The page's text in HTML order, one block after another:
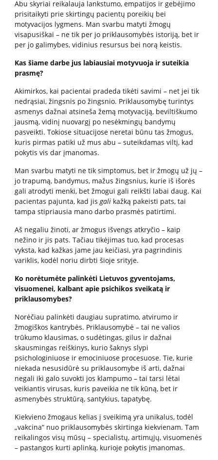
Atsakomybė
Elgesio kodeksas
Informacija dėl privačių interesų deklaravimo
RPLC dovanų politika
Duomenų apsauga
Atviri duomenys
Veikla
RPLC nuostatai
Veiklos sritys
Teisinė informacija
RPLC vidaus tvarkos taisyklės (informacija
pacientams)
Apklausos
Pacientų lūkesčių ir pasitenkinimo analizė
teikiamomis paslaugomis
Pranešėjų apsauga
Konsultavimasis su visuomene
Struktūra ir kontaktinė informacija
Karjera
Karjera
Abu skyriai reikalauja lankstumo, empatijos ir gebėjimo
prisitaikyti prie skirtingų pacientų poreikių bei
motyvacijos lygmens. Man svarbu matyti žmogų
visapusiškai – ne tik per jo priklausomybės istoriją, bet ir
per jo galimybes, vidinius resursus bei norą keistis.
Kas šiame darbe jus labiausiai motyvuoja ir suteikia
prasmę?
Akimirkos, kai pacientai pradeda tikėti savimi – net jei tik
nedrąsiai, žingsnis po žingsnio. Priklausomybę turintys
asmenys dažnai atsineša žemą motyvaciją, beviltiškumo
jausmą, vidinį nuovargį po nesėkmingų bandymų
pasveikti. Tokiose situacijose neretai būnu tas žmogus,
kuris pirmas patiki už mus abu – suteikdamas viltį, kad
pokytis vis dar įmanomas.
Man svarbu matyti ne tik simptomus, bet ir žmogų už jų –
jo trapumą, bandymus, mažus žingsnius, kurie iš išorės
gali atrodyti menki, bet žmogui gali reikšti labai daug. Kai
pacientas pajunta, kad jisgali kažką pakeisti pats, tai
tampa stipriausia mano darbo prasmės patirtimi.
Aš negaliu žinoti, ar žmogus išvengs atkryčio – kaip
nežino ir jis pats. Tačiau tikėjimas tuo, kad procesas
vyksta, kad kažkas jame jau keičiasi, yra pagrindinis
variklis, kodėl noriu dirbti šioje srityje.
Ko norėtumėte palinkėti Lietuvos gyventojams,
visuomenei, kalbant apie psichikos sveikatą ir
priklausomybes?
Norėčiau palinkėti daugiau supratimo, atvirumo ir
žmogiškos kantrybės. Priklausomybė – tai ne valios
trūkumo klausimas, o sudėtingas, gilus ir dažnai
skausmingas reiškinys, kurio šaknys slypi
psichologiniuose ir emociniuose procesuose. Tie, kurie
niekada nesusidūrė su priklausomybe iš arti, dažnai
negali iki galo suvokti jos klampumo – tai tarsi lėtai
veikiantis virusas, kuris paveikia ne tik kūną, bet ir
asmenybės struktūrą, santykius, tapatybę.
Kiekvieno žmogaus kelias į sveikimą yra unikalus, todėl
„vakcina“ nuo priklausomybės skirtinga kiekvienam. Tam
reikalingos visų mūsų – specialistų, artimųjų, visuomenės
– pastangos kurti aplinką, kurioje pokytis įmanomas.